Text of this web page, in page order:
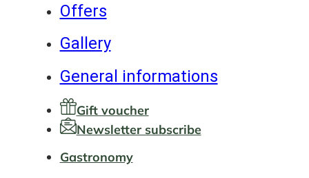
Offers
Gallery
General informations
Gift voucher
Newsletter subscribe
Gastronomy